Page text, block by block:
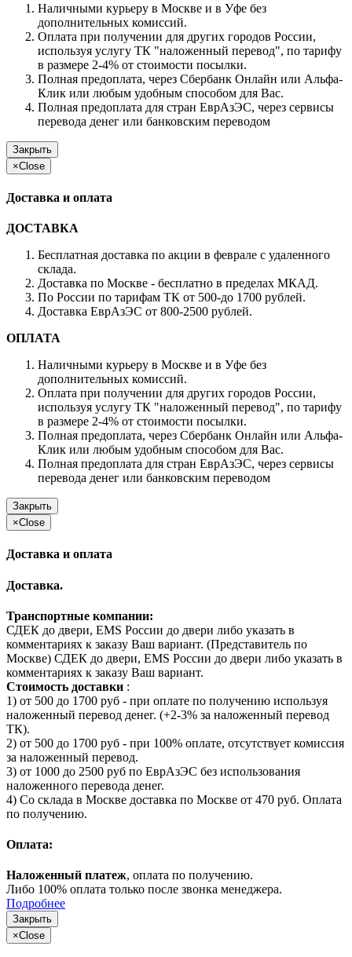
Наличными курьеру в Москве и в Уфе без
дополнительных комиссий.
Оплата при получении для других городов России,
используя услугу ТК "наложенный перевод", по тарифу
в размере 2-4% от стоимости посылки.
Полная предоплата, через Сбербанк Онлайн или Альфа-
Клик или любым удобным способом для Вас.
Полная предоплата для стран ЕврАзЭС, через сервисы
перевода денег или банковским переводом
Закрыть
×Close
Доставка и оплата
ДОСТАВКА
Бесплатная доставка по акции в феврале с удаленного
склада.
Доставка по Москве - бесплатно в пределах МКАД.
По России по тарифам ТК от 500-до 1700 рублей.
Доставка ЕврАзЭС от 800-2500 рублей.
ОПЛАТА
Наличными курьеру в Москве и в Уфе без
дополнительных комиссий.
Оплата при получении для других городов России,
используя услугу ТК "наложенный перевод", по тарифу
в размере 2-4% от стоимости посылки.
Полная предоплата, через Сбербанк Онлайн или Альфа-
Клик или любым удобным способом для Вас.
Полная предоплата для стран ЕврАзЭС, через сервисы
перевода денег или банковским переводом
Закрыть
×Close
Доставка и оплата
Доставка.
Транспортные компании:
СДЕК до двери, EMS России до двери либо указать в
комментариях к заказу Ваш вариант. (Представитель по
Москве) СДЕК до двери, EMS России до двери либо указать в
комментариях к заказу Ваш вариант.
Стоимость доставки :
1) от 500 до 1700 руб - при оплате по получению используя
наложенный перевод денег. (+2-3% за наложенный перевод
ТК).
2) от 500 до 1700 руб - при 100% оплате, отсутствует комиссия
за наложенный перевод.
3) от 1000 до 2500 руб по ЕврАзЭС без использования
наложенного перевода денег.
4) Со склада в Москве доставка по Москве от 470 руб. Оплата
по получению.
Оплата:
Наложенный платеж, оплата по получению.
Либо 100% оплата только после звонка менеджера.
Подробнее
Закрыть
×Close